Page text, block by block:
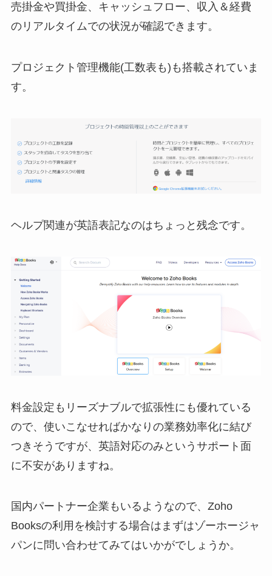
売掛金や買掛金、キャッシュフロー、収入＆経費
のリアルタイムでの状況が確認できます。
プロジェクト管理機能(工数表も)も搭載されていま
す。
ヘルプ関連が英語表記なのはちょっと残念です。
料金設定もリーズナブルで拡張性にも優れている
ので、使いこなせればかなりの業務効率化に結び
つきそうですが、英語対応のみというサポート面
に不安がありますね。
国内パートナー企業もいるようなので、Zoho
Booksの利用を検討する場合はまずはゾーホージャ
パンに問い合わせてみてはいかがでしょうか。